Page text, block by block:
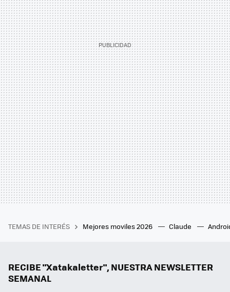
TEMAS DE INTERÉS Mejores moviles 2026 Claude
RECIBE "Xatakaletter", NUESTRA NEWSLETTER
SEMANAL